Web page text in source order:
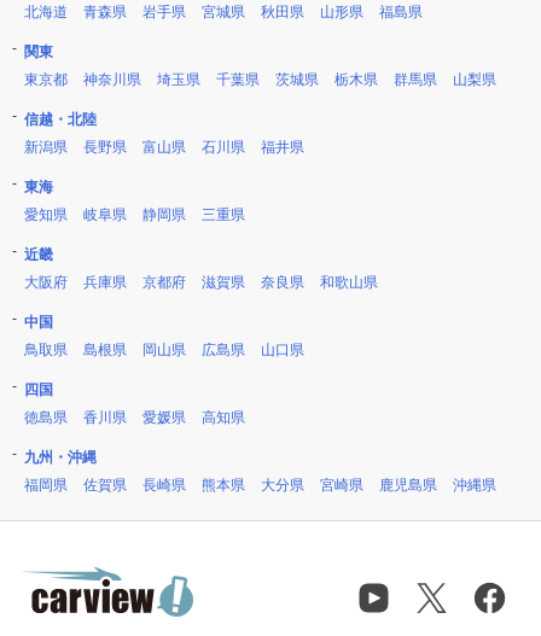
北海道
青森県 岩手県 宮城県 秋田県 山形県 福島県
関東
東京都
神奈川県 埼玉県 千葉県 茨城県 栃木県 群馬県 山梨県
信越・北陸
新潟県
長野県 富山県 石川県 福井県
東海
愛知県
岐阜県 静岡県 三重県
近畿
大阪府
兵庫県 京都府 滋賀県 奈良県 和歌山県
中国
鳥取県
島根県 岡山県 広島県 山口県
四国
徳島県
香川県 愛媛県 高知県
九州・沖縄
福岡県
佐賀県 長崎県 熊本県 大分県 宮崎県 鹿児島県 沖縄県